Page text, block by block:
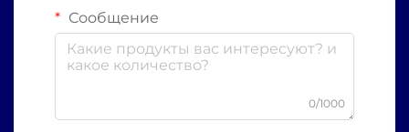
Сообщение
0/1000